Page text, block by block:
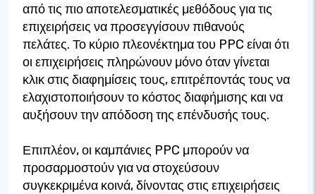
από τις πιο αποτελεσματικές μεθόδους για τις
επιχειρήσεις να προσεγγίσουν πιθανούς
πελάτες. Το κύριο πλεονέκτημα του PPC είναι ότι
οι επιχειρήσεις πληρώνουν μόνο όταν γίνεται
κλικ στις διαφημίσεις τους, επιτρέποντάς τους να
ελαχιστοποιήσουν το κόστος διαφήμισης και να
αυξήσουν την απόδοση της επένδυσής τους.
Επιπλέον, οι καμπάνιες PPC μπορούν να
προσαρμοστούν για να στοχεύσουν
συγκεκριμένα κοινά, δίνοντας στις επιχειρήσεις